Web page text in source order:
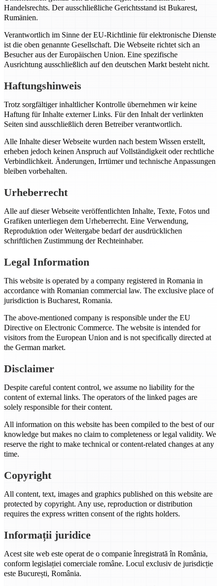
Handelsrechts. Der ausschließliche Gerichtsstand ist Bukarest,
Rumänien.
Verantwortlich im Sinne der EU-Richtlinie für elektronische Dienste
ist die oben genannte Gesellschaft. Die Webseite richtet sich an
Besucher aus der Europäischen Union. Eine spezifische
Ausrichtung ausschließlich auf den deutschen Markt besteht nicht.
Haftungshinweis
Trotz sorgfältiger inhaltlicher Kontrolle übernehmen wir keine
Haftung für Inhalte externer Links. Für den Inhalt der verlinkten
Seiten sind ausschließlich deren Betreiber verantwortlich.
Alle Inhalte dieser Webseite wurden nach bestem Wissen erstellt,
erheben jedoch keinen Anspruch auf Vollständigkeit oder rechtliche
Verbindlichkeit. Änderungen, Irrtümer und technische Anpassungen
bleiben vorbehalten.
Urheberrecht
Alle auf dieser Webseite veröffentlichten Inhalte, Texte, Fotos und
Grafiken unterliegen dem Urheberrecht. Eine Verwendung,
Reproduktion oder Weitergabe bedarf der ausdrücklichen
schriftlichen Zustimmung der Rechteinhaber.
Legal Information
This website is operated by a company registered in Romania in
accordance with Romanian commercial law. The exclusive place of
jurisdiction is Bucharest, Romania.
The above-mentioned company is responsible under the EU
Directive on Electronic Commerce. The website is intended for
visitors from the European Union and is not specifically directed at
the German market.
Disclaimer
Despite careful content control, we assume no liability for the
content of external links. The operators of the linked pages are
solely responsible for their content.
All information on this website has been compiled to the best of our
knowledge but makes no claim to completeness or legal validity. We
reserve the right to make technical or content-related changes at any
time.
Copyright
All content, text, images and graphics published on this website are
protected by copyright. Any use, reproduction or distribution
requires the express written consent of the rights holders.
Informații juridice
Acest site web este operat de o companie înregistrată în România,
conform legislației comerciale române. Locul exclusiv de jurisdicție
este București, România.